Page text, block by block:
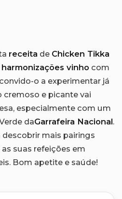
receita de Chicken Tikka
harmonizações vinho com
o a experimentar já
cremoso e picante vai
especialmente com um
daGarrafeira Nacional.
descobrir mais pairings
suas refeições em
Bom apetite e saúde!